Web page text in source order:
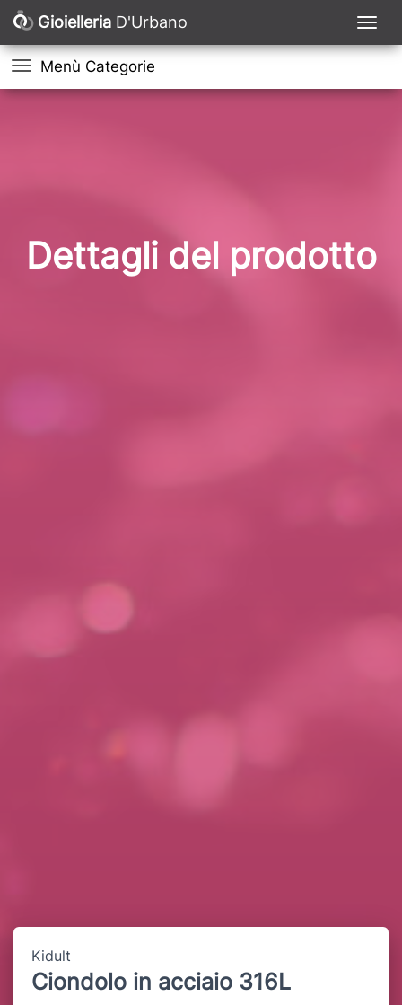
Gioielleria D'Urbano
Menù Categorie
Dettagli del prodotto
Kidult
Ciondolo in acciaio 316L